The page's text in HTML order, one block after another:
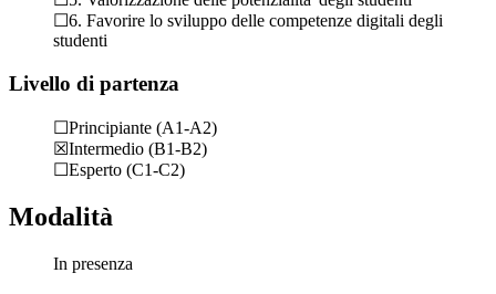
☐6. Favorire lo sviluppo delle competenze digitali degli
studenti
Livello di partenza
☐Principiante (A1-A2)
☒Intermedio (B1-B2)
☐Esperto (C1-C2)
Modalità
In presenza